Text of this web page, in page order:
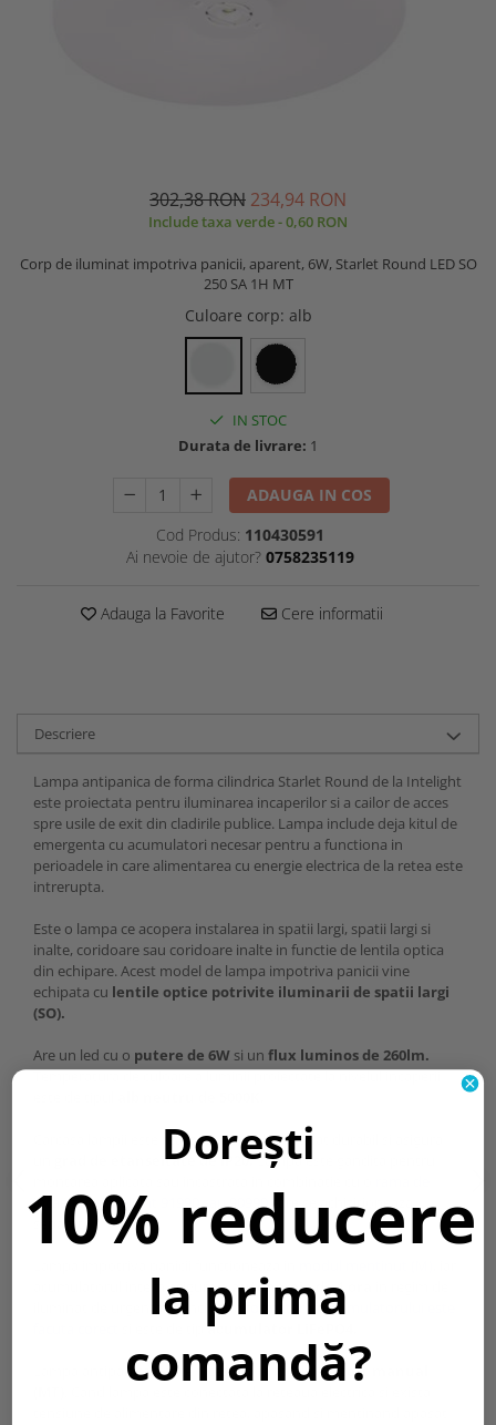
302,38 RON 234,94 RON
Include taxa verde - 0,60 RON
Corp de iluminat impotriva panicii, aparent, 6W, Starlet Round LED SO
250 SA 1H MT
Culoare corp: alb
IN STOC
Durata de livrare: 1
ADAUGA IN COS
Cod Produs: 110430591
Ai nevoie de ajutor? 0758235119
Adauga la Favorite Cere informatii
Descriere
Lampa antipanica de forma cilindrica Starlet Round de la Intelight
este proiectata pentru iluminarea incaperilor si a cailor de acces
spre usile de exit din cladirile publice. Lampa include deja kitul de
emergenta cu acumulatori necesar pentru a functiona in
perioadele in care alimentarea cu energie electrica de la retea este
intrerupta.
Este o lampa ce acopera instalarea in spatii largi, spatii largi si
inalte, coridoare sau coridoare inalte in functie de lentila optica
din echipare. Acest model de lampa impotriva panicii vine
echipata cu lentile optice potrivite iluminarii de spatii largi
(SO).
Are un led cu o putere de 6W si un flux luminos de 260lm.
Temperatura de culoare a luminii proiectate la nivelul incaperii
Carcasa lampii este realizata din policarbonat durabil si asigura
grad de etanseitate de IP20.Lampa este gandita pentru
incastrare Intelight 91990 sau 90990 care se achizitioneaza
separat.
acumulatorul intern asigura o autonomie de 1 ora
iluminat de urgenta atunci cand
formatarea acumulatorului este
acumulator LiFePO4.
Lampa antipanica poate fi testata in modul de
test manual
Dorești
10% reducere
la prima
comandă?